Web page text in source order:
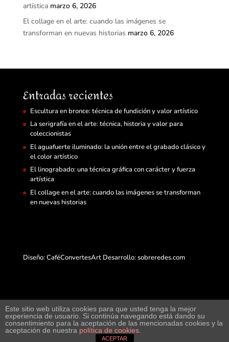
artística marzo 6, 2026
El collage en el arte: cuando las imágenes se
transforman en nuevas historias marzo 6, 2026
Entradas recientes
Escultura en bronce: técnica de fundición y valor artístico
La serigrafía en el arte: técnica, historia y valor para
coleccionistas
El aguafuerte iluminado: la unión entre el grabado clásico y
el color artístico
El linograbado: una técnica gráfica con carácter y fuerza
artística
El collage en el arte: cuando las imágenes se transforman
en nuevas historias
Diseño: CaféConvertesArt Desarrollo:sobreredes.com
Web de arte y exposición virtual junto a compra-
arte.cafeconvertes.com y su portal de artistas.
Este sitio web utiliza cookies para que usted tenga la mejor
experiencia de usuario. Si continúa navegando está dando su
consentimiento para la aceptación de las mencionadas cookies y la
aceptación de nuestra política de cookies
ACEPTAR